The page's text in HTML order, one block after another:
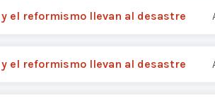
el reformismo llevan al desastre
el reformismo llevan al desastre